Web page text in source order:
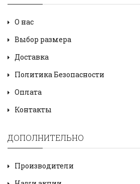
О нас
Выбор размера
Доставка
Политика Безопасности
Оплата
Контакты
ДОПОЛНИТЕЛЬНО
Производители